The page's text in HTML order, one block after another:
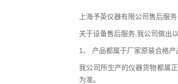
上海予英仪器有限公司售后服务
关于设备售后服务,我公司做出
1、 产品都属于厂家原装合格产
我公司所生产的仪器货物都属
为准。